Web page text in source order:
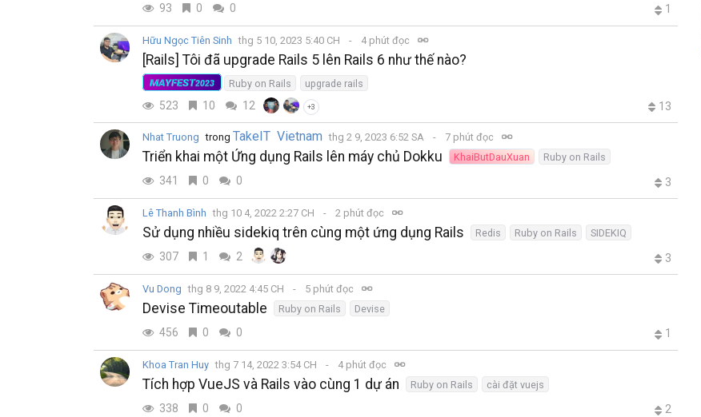
93 0 0 1
Hữu Ngọc Tiên Sinh thg 5 10, 2023 5:40 CH 4 phút đọc
[Rails] Tôi đã upgrade Rails 5 lên Rails 6 như thế nào?
MAYFEST2023 Ruby on Rails upgrade rails
523 10 12 +3 13
Nhat Truong trong TakeIT Vietnam thg 2 9, 2023 6:52 SA 7 phút đọc
Triển khai một Ứng dụng Rails lên máy chủ Dokku KhaiButDauXuan Ruby on Rails
341 0 0 3
Lê Thanh Bình thg 10 4, 2022 2:27 CH 2 phút đọc
Sử dụng nhiều sidekiq trên cùng một ứng dụng Rails Redis Ruby on Rails SIDEKIQ
307 1 2 3
Vu Dong thg 8 9, 2022 4:45 CH 5 phút đọc
Devise Timeoutable Ruby on Rails Devise
456 0 0 1
Khoa Tran Huy thg 7 14, 2022 3:54 CH 4 phút đọc
Tích hợp VueJS và Rails vào cùng 1 dự án Ruby on Rails cài đặt vuejs
338 0 0 2